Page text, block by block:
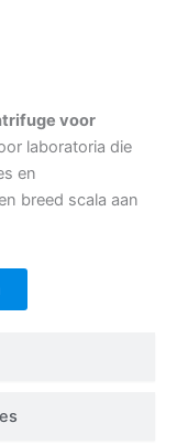
voor
laboratoria die
en
breed scala aan